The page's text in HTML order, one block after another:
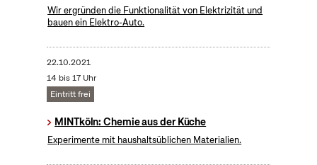
Wir ergründen die Funktionalität von Elektrizität und
bauen ein Elektro-Auto.
22.10.2021
14 bis 17 Uhr
Eintritt frei
MINTköln: Chemie aus der Küche
Experimente mit haushaltsüblichen Materialien.